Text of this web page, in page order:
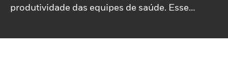
produtividade das equipes de saúde. Esses